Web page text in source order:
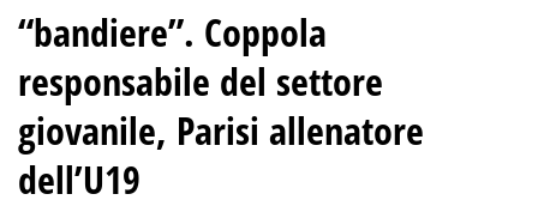
“bandiere”. Coppola
responsabile del settore
giovanile, Parisi allenatore
dell’U19